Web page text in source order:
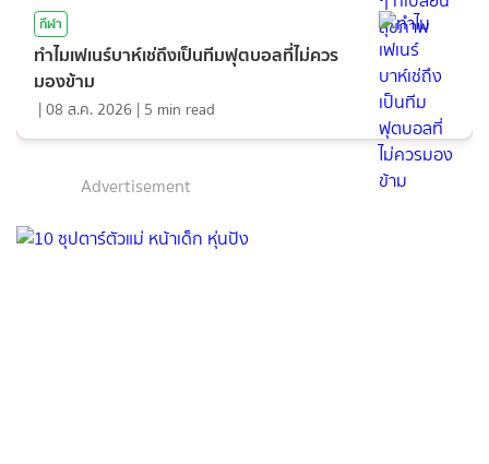
กีฬา
ทำไมเฟเนร์บาห์เช่ถึงเป็นทีมฟุตบอลที่ไม่ควร
มองข้าม
|08 ส.ค. 2026 | 5 min read
Advertisement